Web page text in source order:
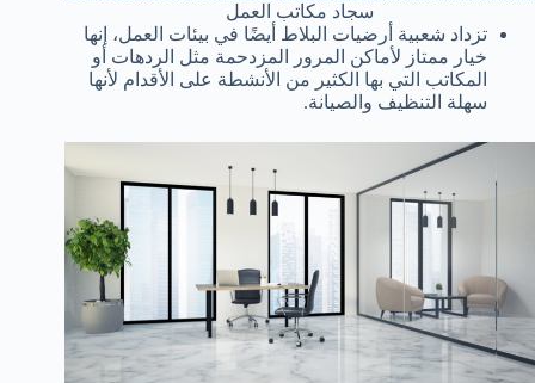
سجاد مكاتب العمل
تزداد شعبية أرضيات البلاط أيضًا في بيئات العمل، إنها
خيار ممتاز لأماكن المرور المزدحمة مثل الردهات أو
المكاتب التي بها الكثير من الأنشطة على الأقدام لأنها
سهلة التنظيف والصيانة.